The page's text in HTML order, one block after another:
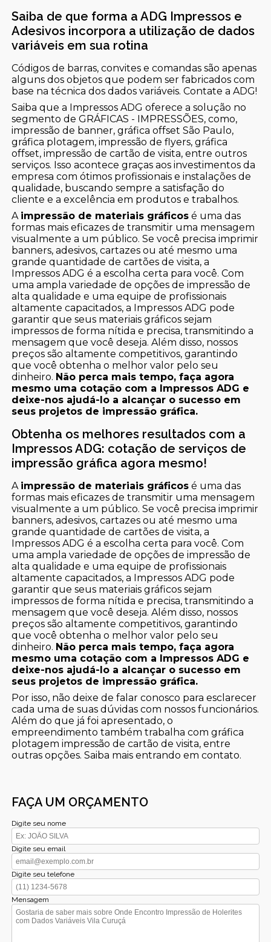
Saiba de que forma a ADG Impressos e
Adesivos incorpora a utilização de dados
variáveis em sua rotina
Códigos de barras, convites e comandas são apenas
alguns dos objetos que podem ser fabricados com
base na técnica dos dados variáveis. Contate a ADG!
Saiba que a Impressos ADG oferece a solução no
segmento de GRÁFICAS - IMPRESSÕES, como,
impressão de banner, gráfica offset São Paulo,
gráfica plotagem, impressão de flyers, gráfica
offset, impressão de cartão de visita, entre outros
serviços. Isso acontece graças aos investimentos da
empresa com ótimos profissionais e instalações de
qualidade, buscando sempre a satisfação do
cliente e a excelência em produtos e trabalhos.
A impressão de materiais gráficos é uma das
formas mais eficazes de transmitir uma mensagem
visualmente a um público. Se você precisa imprimir
banners, adesivos, cartazes ou até mesmo uma
grande quantidade de cartões de visita, a
Impressos ADG é a escolha certa para você. Com
uma ampla variedade de opções de impressão de
alta qualidade e uma equipe de profissionais
altamente capacitados, a Impressos ADG pode
garantir que seus materiais gráficos sejam
impressos de forma nítida e precisa, transmitindo a
mensagem que você deseja. Além disso, nossos
preços são altamente competitivos, garantindo
que você obtenha o melhor valor pelo seu
dinheiro. Não perca mais tempo, faça agora
mesmo uma cotação com a Impressos ADG e
deixe-nos ajudá-lo a alcançar o sucesso em
seus projetos de impressão gráfica.
Obtenha os melhores resultados com a
Impressos ADG: cotação de serviços de
impressão gráfica agora mesmo!
A impressão de materiais gráficos é uma das
formas mais eficazes de transmitir uma mensagem
visualmente a um público. Se você precisa imprimir
banners, adesivos, cartazes ou até mesmo uma
grande quantidade de cartões de visita, a
Impressos ADG é a escolha certa para você. Com
uma ampla variedade de opções de impressão de
alta qualidade e uma equipe de profissionais
altamente capacitados, a Impressos ADG pode
garantir que seus materiais gráficos sejam
impressos de forma nítida e precisa, transmitindo a
mensagem que você deseja. Além disso, nossos
preços são altamente competitivos, garantindo
que você obtenha o melhor valor pelo seu
dinheiro. Não perca mais tempo, faça agora
mesmo uma cotação com a Impressos ADG e
deixe-nos ajudá-lo a alcançar o sucesso em
seus projetos de impressão gráfica.
Por isso, não deixe de falar conosco para esclarecer
cada uma de suas dúvidas com nossos funcionários.
Além do que já foi apresentado, o
empreendimento também trabalha com gráfica
plotagem impressão de cartão de visita, entre
outras opções. Saiba mais entrando em contato.
FAÇA UM ORÇAMENTO
Digite seu nome
Digite seu email
Digite seu telefone
Mensagem